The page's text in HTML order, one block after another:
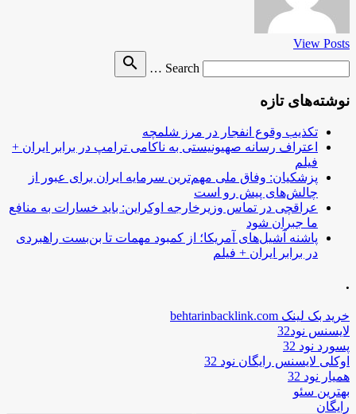
View Posts
Search …
search
نوشته‌های تازه
تکذیب وقوع انفجار در مرز شلمچه
اعتراف رسانه صهیونیستی به ناکامی ترامپ در برابر ایران +
فیلم
پزشکیان: وفاق ملی مهم‌ترین سرمایه ایران برای عبور از
چالش‌های پیش رو است
عراقچی در تماس وزیرخارجه اوکراین: باید خسارات به منافع
ما جبران شود
پاشنه آشیل‌های آمریکا؛ از کمبود مهمات تا بن‌بست راهبردی
در برابر ایران + فیلم
.
خرید بک لینک behtarinbacklink.com
لایسنس نود32
پسورد نود 32
اوکلی لایسنس رایگان نود 32
همیار نود 32
بهترین سئو
رایگان